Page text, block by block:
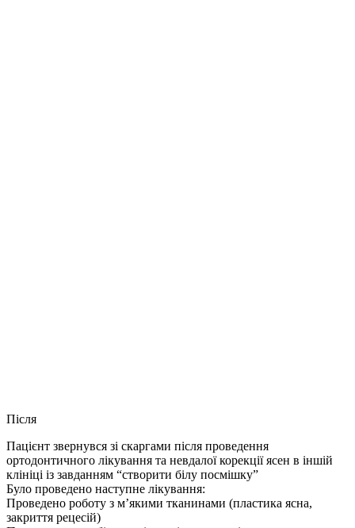
Після
Пацієнт звернувся зі скаргами після проведення
ортодонтичного лікування та невдалої корекції ясен в іншій
клініці із завданням “створити білу посмішку”
Було проведено наступне лікування:
Проведено роботу з м’якими тканинами (пластика ясна,
закриття рецесій)